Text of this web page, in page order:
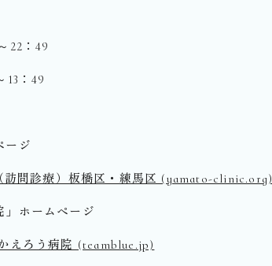
：49
：49
ージ
訪問診療）板橋区・練馬区 (yamato-clinic.org)
」ホームページ
えろう病院 (teamblue.jp)